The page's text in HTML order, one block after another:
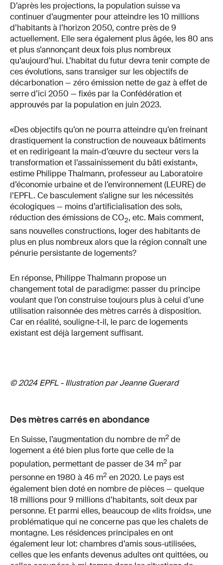
D’après les projections, la population suisse va
continuer d’augmenter pour atteindre les 10 millions
d’habitants à l’horizon 2050, contre près de 9
actuellement. Elle sera également plus âgée, les 80 ans
et plus s’annonçant deux fois plus nombreux
qu’aujourd’hui. L’habitat du futur devra tenir compte de
ces évolutions, sans transiger sur les objectifs de
décarbonation — zéro émission nette de gaz à effet de
serre d’ici 2050 — fixés par la Confédération et
approuvés par la population en juin 2023.
«Des objectifs qu’on ne pourra atteindre qu’en freinant
drastiquement la construction de nouveaux bâtiments
et en redirigeant la main-d’œuvre du secteur vers la
transformation et l’assainissement du bâti existant»,
estime Philippe Thalmann, professeur au Laboratoire
d’économie urbaine et de l’environnement (LEURE) de
l’EPFL. Ce basculement s’aligne sur les nécessités
écologiques — moins d’artificialisation des sols,
réduction des émissions de CO2, etc. Mais comment,
sans nouvelles constructions, loger des habitants de
plus en plus nombreux alors que la région connaît une
pénurie persistante de logements?
En réponse, Philippe Thalmann propose un
changement total de paradigme: passer du principe
voulant que l’on construise toujours plus à celui d’une
utilisation raisonnée des mètres carrés à disposition.
Car en réalité, souligne-t-il, le parc de logements
existant est déjà largement suffisant.
© 2024 EPFL - Illustration par Jeanne Guerard
Des mètres carrés en abondance
En Suisse, l’augmentation du nombre de m2de
logement a été bien plus forte que celle de la
population, permettant de passer de 34 m2 par
personne en 1980 à 46 m2 en 2020. Le pays est
également bien doté en nombre de pièces — quelque
18 millions pour 9 millions d’habitants, soit deux par
personne. Et parmi elles, beaucoup de «lits froids», une
problématique qui ne concerne pas que les chalets de
montagne. Les résidences principales en ont
également leur lot: chambres d’amis sous-utilisées,
celles que les enfants devenus adultes ont quittées, ou